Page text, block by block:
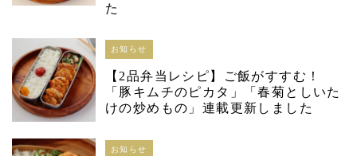
た
お知らせ
【2品弁当レシピ】ご飯がすすむ！
「豚キムチのピカタ」「春菊としいた
けの炒めもの」連載更新しました
お知らせ